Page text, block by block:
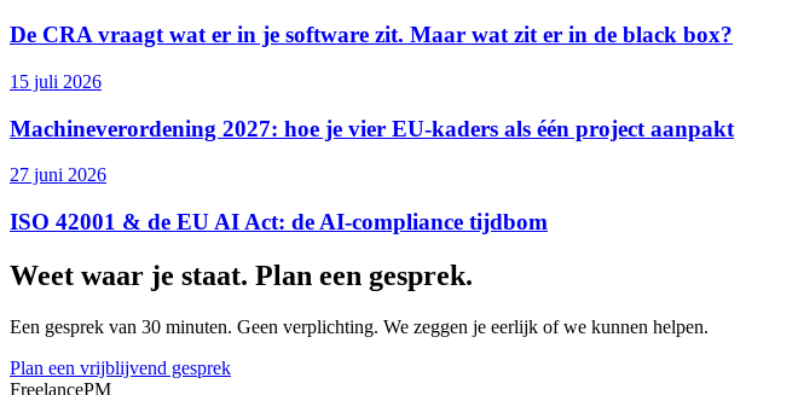
De CRA vraagt wat er in je software zit. Maar wat zit er in de black box?
15 juli 2026
Machineverordening 2027: hoe je vier EU-kaders als één project aanpakt
27 juni 2026
ISO 42001 & de EU AI Act: de AI-compliance tijdbom
Weet waar je staat. Plan een gesprek.
Een gesprek van 30 minuten. Geen verplichting. We zeggen je eerlijk of we kunnen helpen.
Plan een vrijblijvend gesprek
FreelancePM